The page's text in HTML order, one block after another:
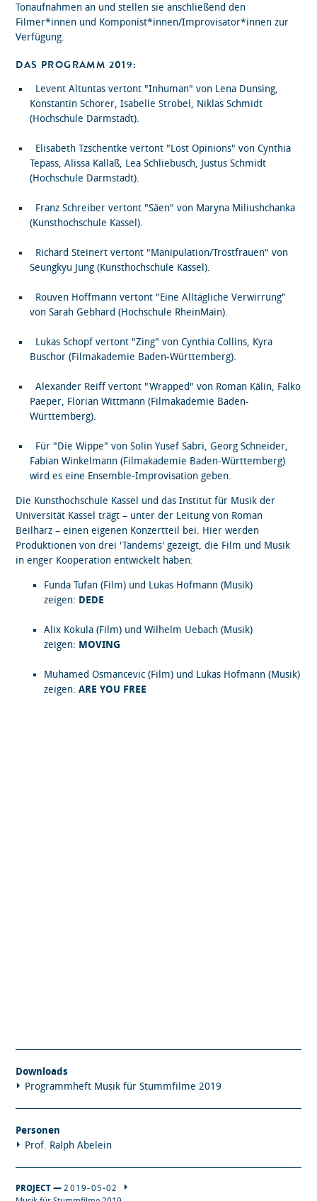
Tonaufnahmen an und stellen sie anschließend den
Filmer*innen und Komponist*innen/Improvisator*innen zur
Verfügung.
DAS PROGRAMM 2019:
Levent Altuntas vertont "Inhuman" von Lena Dunsing,
Konstantin Schorer, Isabelle Strobel, Niklas Schmidt
(Hochschule Darmstadt).
Elisabeth Tzschentke vertont "Lost Opinions" von Cynthia
Tepass, Alissa Kallaß, Lea Schliebusch, Justus Schmidt
(Hochschule Darmstadt).
Franz Schreiber vertont "Säen" von Maryna Miliushchanka
(Kunsthochschule Kassel).
Richard Steinert vertont "Manipulation/Trostfrauen" von
Seungkyu Jung (Kunsthochschule Kassel).
Rouven Hoffmann vertont "Eine Alltägliche Verwirrung"
von Sarah Gebhard (Hochschule RheinMain).
Lukas Schopf vertont "Zing" von Cynthia Collins, Kyra
Buschor (Filmakademie Baden-Württemberg).
Alexander Reiff vertont "Wrapped" von Roman Kälin, Falko
Paeper, Florian Wittmann (Filmakademie Baden-
Württemberg).
Für "Die Wippe" von Solin Yusef Sabri, Georg Schneider,
Fabian Winkelmann (Filmakademie Baden-Württemberg)
wird es eine Ensemble-Improvisation geben.
Die Kunsthochschule Kassel und das Institut für Musik der
Universität Kassel trägt – unter der Leitung von Roman
Beilharz – einen eigenen Konzertteil bei. Hier werden
Produktionen von drei 'Tandems' gezeigt, die Film und Musik
in enger Kooperation entwickelt haben:
Funda Tufan (Film) und Lukas Hofmann (Musik)
zeigen: DEDE
Alix Kokula (Film) und Wilhelm Uebach (Musik)
zeigen: MOVING
Muhamed Osmancevic (Film) und Lukas Hofmann (Musik)
zeigen: ARE YOU FREE
Downloads
Programmheft Musik für Stummfilme 2019
Personen
Prof. Ralph Abelein
PROJECT —2019-05-02